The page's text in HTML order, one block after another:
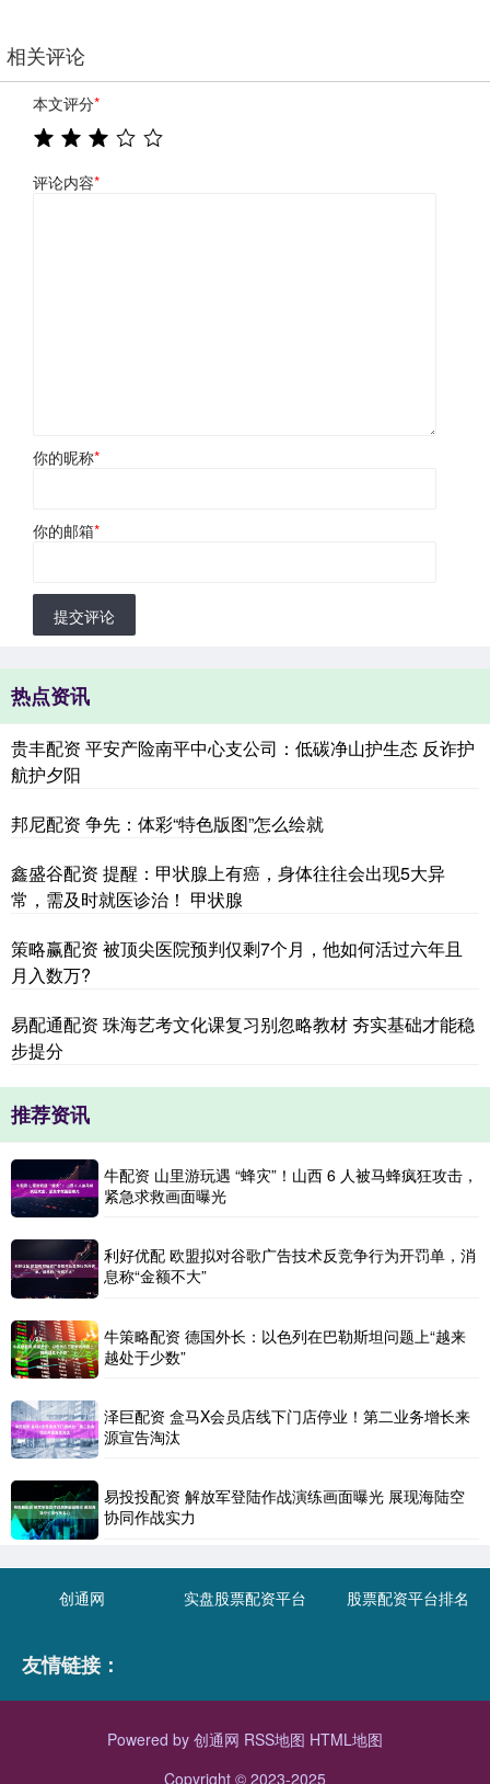
相关评论
本文评分*
评论内容*
你的昵称*
你的邮箱*
提交评论
热点资讯
贵丰配资 平安产险南平中心支公司：低碳净山护生态 反诈护
航护夕阳
邦尼配资 争先：体彩“特色版图”怎么绘就
鑫盛谷配资 提醒：甲状腺上有癌，身体往往会出现5大异
常，需及时就医诊治！ 甲状腺
策略赢配资 被顶尖医院预判仅剩7个月，他如何活过六年且
月入数万?
易配通配资 珠海艺考文化课复习别忽略教材 夯实基础才能稳
步提分
推荐资讯
牛配资 山里游玩遇 “蜂灾”！山西 6 人被马蜂疯狂攻击，
紧急求救画面曝光
利好优配 欧盟拟对谷歌广告技术反竞争行为开罚单，消
息称“金额不大”
牛策略配资 德国外长：以色列在巴勒斯坦问题上“越来
越处于少数”
泽巨配资 盒马X会员店线下门店停业！第二业务增长来
源宣告淘汰
易投投配资 解放军登陆作战演练画面曝光 展现海陆空
协同作战实力
创通网 实盘股票配资平台 股票配资平台排名
友情链接：
Powered by 创通网 RSS地图 HTML地图
Copyright © 2023-2025